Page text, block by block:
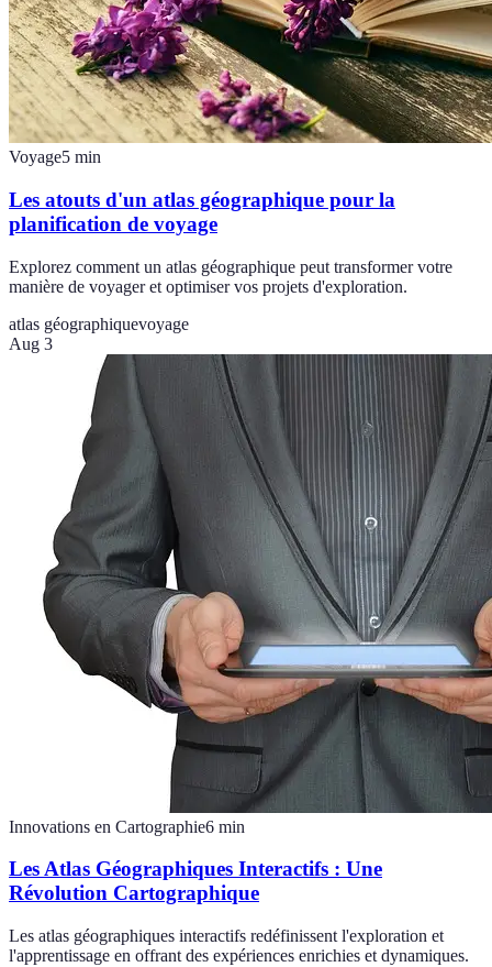
Voyage5 min
Les atouts d'un atlas géographique pour la
planification de voyage
Explorez comment un atlas géographique peut transformer votre
manière de voyager et optimiser vos projets d'exploration.
atlas géographiquevoyage
Aug 3
Innovations en Cartographie6 min
Les Atlas Géographiques Interactifs : Une
Révolution Cartographique
Les atlas géographiques interactifs redéfinissent l'exploration et
l'apprentissage en offrant des expériences enrichies et dynamiques.